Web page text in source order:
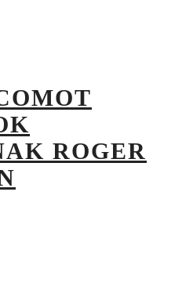
ROGER